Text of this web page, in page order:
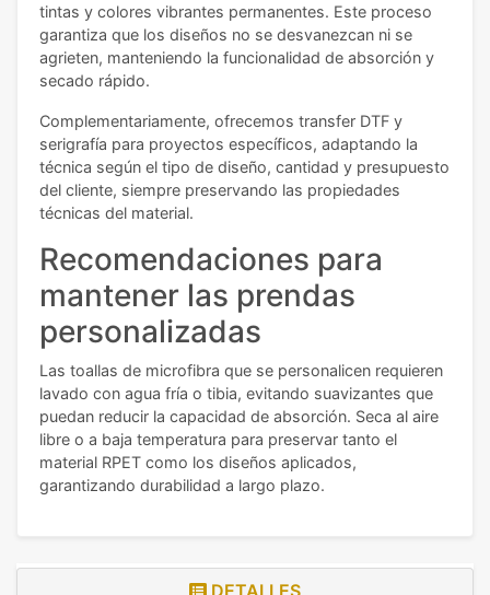
tintas y colores vibrantes permanentes. Este proceso
garantiza que los diseños no se desvanezcan ni se
agrieten, manteniendo la funcionalidad de absorción y
secado rápido.
Complementariamente, ofrecemos transfer DTF y
serigrafía para proyectos específicos, adaptando la
técnica según el tipo de diseño, cantidad y presupuesto
del cliente, siempre preservando las propiedades
técnicas del material.
Recomendaciones para
mantener las prendas
personalizadas
Las toallas de microfibra que se personalicen requieren
lavado con agua fría o tibia, evitando suavizantes que
puedan reducir la capacidad de absorción. Seca al aire
libre o a baja temperatura para preservar tanto el
material RPET como los diseños aplicados,
garantizando durabilidad a largo plazo.